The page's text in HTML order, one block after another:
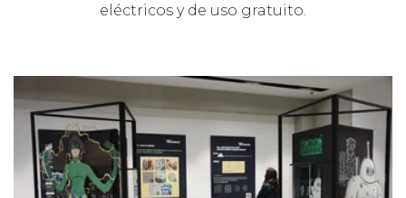
eléctricos y de uso gratuito.